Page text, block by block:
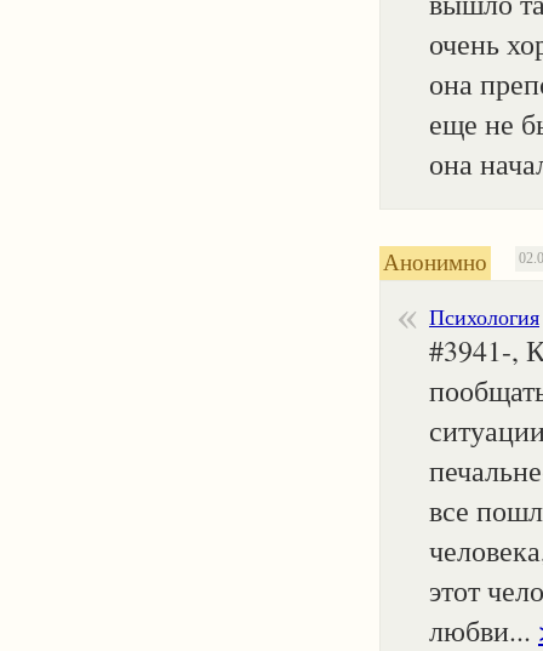
очень
она
еще не
она
Анонимно
Психология
#3941-,
все
этот
любви...